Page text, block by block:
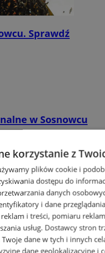
Sprawdź
w Sosnowcu
www - Sosnowiec
korzystanie z
plików cookie i
dostępu do
danych
i dane
i treści, pomiaru
usług. Dostawcy stron
dane w tych i innych
dane geolokalizacyjne i